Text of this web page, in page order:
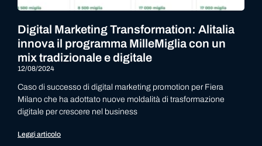
Digital Marketing Transformation: Alitalia
innova il programma MilleMiglia con un
mix tradizionale e digitale
12/08/2024
Caso di successo di digital marketing promotion per Fiera
Milano che ha adottato nuove moldalità di trasformazione
digitale per crescere nel business
Leggi articolo